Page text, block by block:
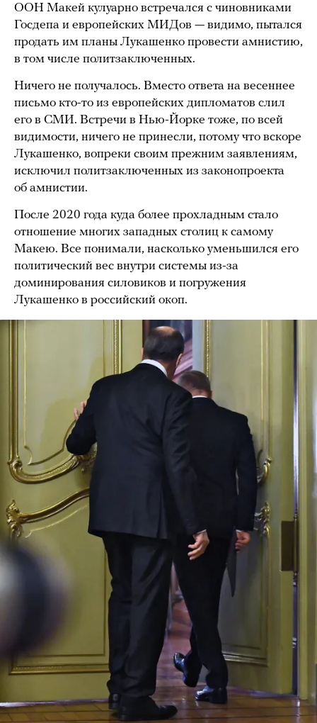
ООН Макей кулуарно встречался с чиновниками
Госдепа и европейских МИДов — видимо, пытался
продать им планы Лукашенко провести амнистию,
в том числе политзаключенных.
Ничего не получалось. Вместо ответа на весеннее
письмо кто-то из европейских дипломатов слил
его в СМИ. Встречи в Нью-Йорке тоже, по всей
видимости, ничего не принесли, потому что вскоре
Лукашенко, вопреки своим прежним заявлениям,
исключил политзаключенных из законопроекта
об амнистии.
После 2020 года куда более прохладным стало
отношение многих западных столиц к самому
Макею. Все понимали, насколько уменьшился его
политический вес внутри системы из-за
доминирования силовиков и погружения
Лукашенко в российский окоп.